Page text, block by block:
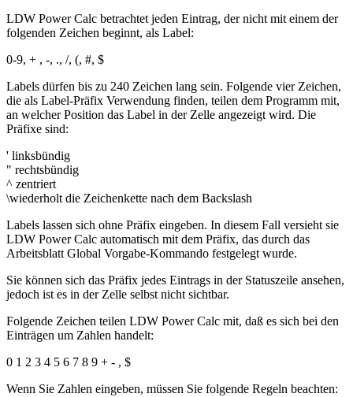
LDW Power Calc betrachtet jeden Eintrag, der nicht mit einem der
folgenden Zeichen beginnt, als Label:
0-9, + , -, ., /, (, #, $
Labels dürfen bis zu 240 Zeichen lang sein. Folgende vier Zeichen,
die als Label-Präfix Verwendung finden, teilen dem Programm mit,
an welcher Position das Label in der Zelle angezeigt wird. Die
Präfixe sind:
' linksbündig
" rechtsbündig
^ zentriert
\wiederholt die Zeichenkette nach dem Backslash
Labels lassen sich ohne Präfix eingeben. In diesem Fall versieht sie
LDW Power Calc automatisch mit dem Präfix, das durch das
Arbeitsblatt Global Vorgabe-Kommando festgelegt wurde.
Sie können sich das Präfix jedes Eintrags in der Statuszeile ansehen,
jedoch ist es in der Zelle selbst nicht sichtbar.
Folgende Zeichen teilen LDW Power Calc mit, daß es sich bei den
Einträgen um Zahlen handelt:
0 1 2 3 4 5 6 7 8 9 + - , $
Wenn Sie Zahlen eingeben, müssen Sie folgende Regeln beachten: